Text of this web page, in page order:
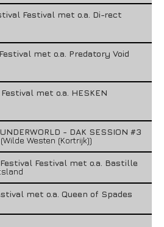
Festival met o.a. Di-rect
met o.a. Predatory Void
met o.a. HESKEN
- DAK SESSION #3
Westen (Kortrijk))
Festival met o.a. Bastille
met o.a. Queen of Spades